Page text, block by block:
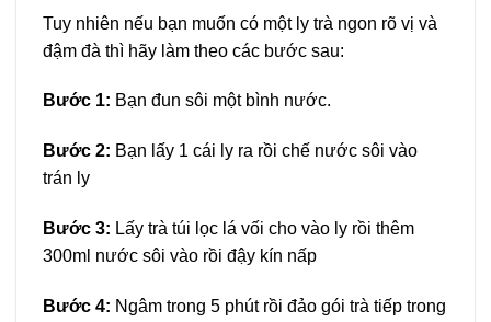
Tuy nhiên nếu bạn muốn có một ly trà ngon rõ vị và
đậm đà thì hãy làm theo các bước sau:
Bước 1: Bạn đun sôi một bình nước.
Bước 2: Bạn lấy 1 cái ly ra rồi chế nước sôi vào
trán ly
Bước 3: Lấy trà túi lọc lá vối cho vào ly rồi thêm
300ml nước sôi vào rồi đậy kín nấp
Bước 4: Ngâm trong 5 phút rồi đảo gói trà tiếp trong